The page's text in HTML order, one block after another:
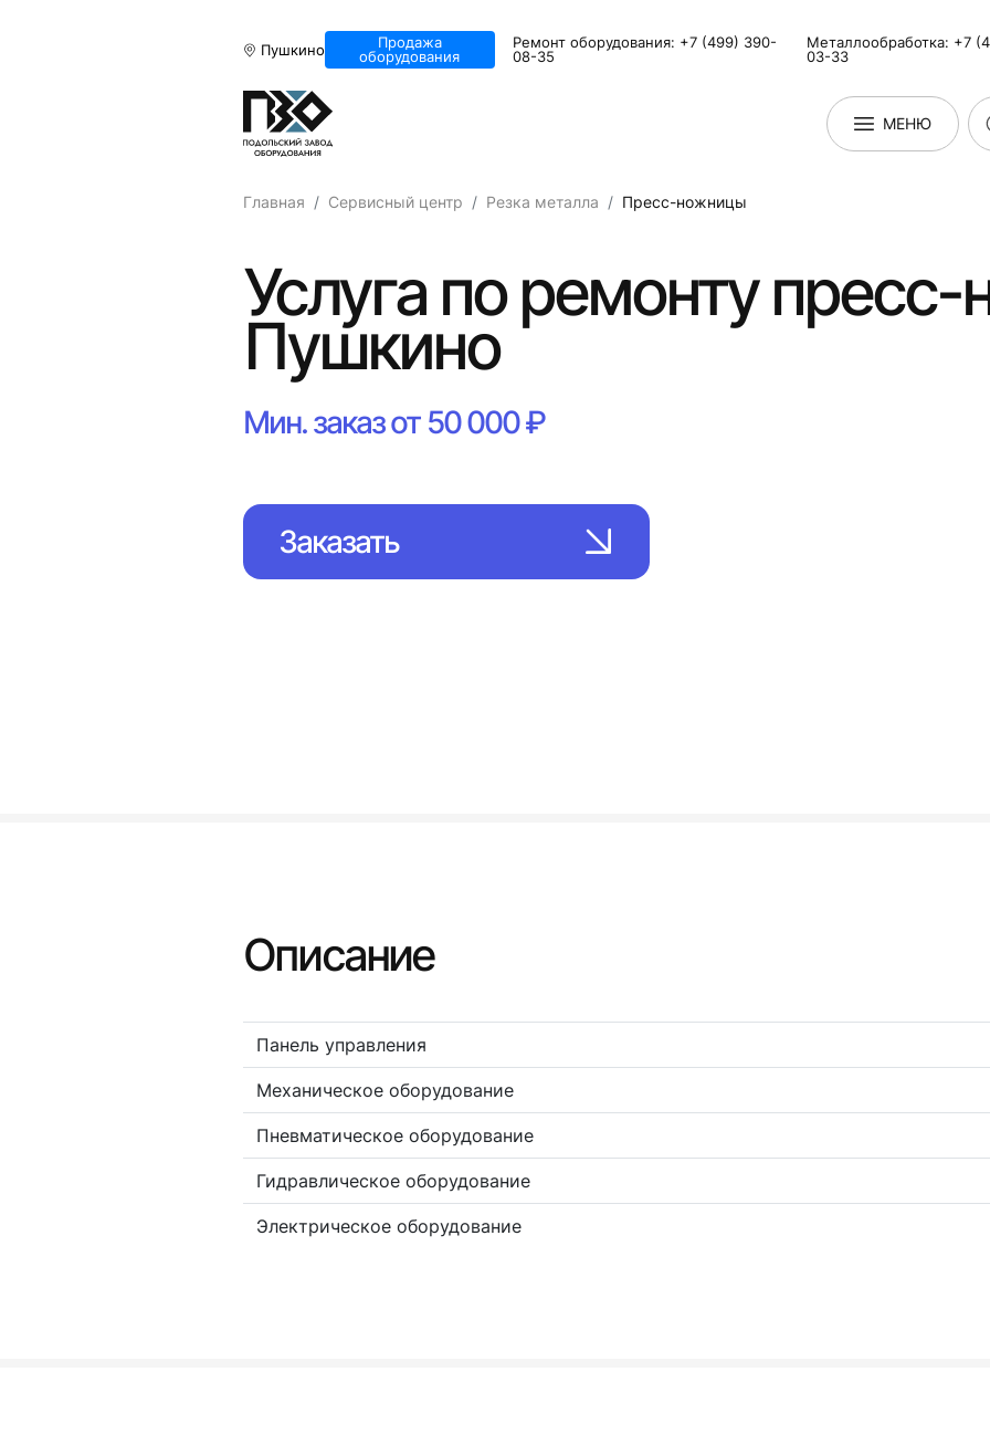
Пушкино
Продажа
оборудования
Ремонт оборудования: +7 (499) 390-
08-35
Металлообработка: +7
03-33
МЕНЮ
Главная Сервисный центр Резка металла Пресс-ножницы
Услуга по ремонту
Пушкино
Мин. заказ от 50 000 ₽
Заказать
Описание
Панель управления
Механическое оборудование
Пневматическое оборудование
Гидравлическое оборудование
Электрическое оборудование